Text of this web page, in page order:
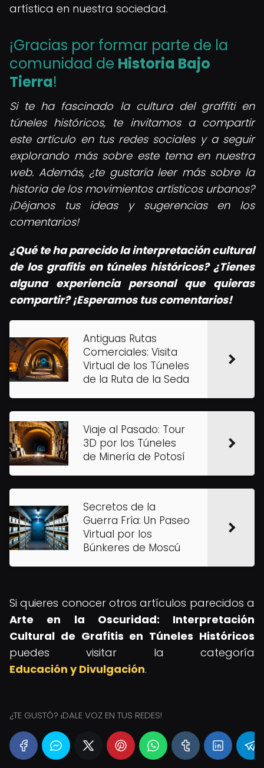
artística en nuestra sociedad.
¡Gracias por formar parte de la
comunidad de Historia Bajo
Tierra!
Si te ha fascinado la cultura del graffiti en
túneles históricos, te invitamos a compartir
este artículo en tus redes sociales y a seguir
explorando más sobre este tema en nuestra
web. Además, ¿te gustaría leer más sobre la
historia de los movimientos artísticos urbanos?
¡Déjanos tus ideas y sugerencias en los
comentarios!
¿Qué te ha parecido la interpretación cultural
de los grafitis en túneles históricos? ¿Tienes
alguna experiencia personal que quieras
compartir? ¡Esperamos tus comentarios!
Antiguas Rutas
Comerciales: Visita
Virtual de los Túneles
de la Ruta de la Seda
Viaje al Pasado: Tour
3D por los Túneles
de Minería de Potosí
Secretos de la
Guerra Fría: Un Paseo
Virtual por los
Búnkeres de Moscú
Si quieres conocer otros artículos parecidos a
Arte en la Oscuridad: Interpretación
Cultural de Grafitis en Túneles Históricos
puedes visitar la categoría
Educación y Divulgación.
¿TE GUSTÓ? ¡DALE VOZ EN TUS REDES!